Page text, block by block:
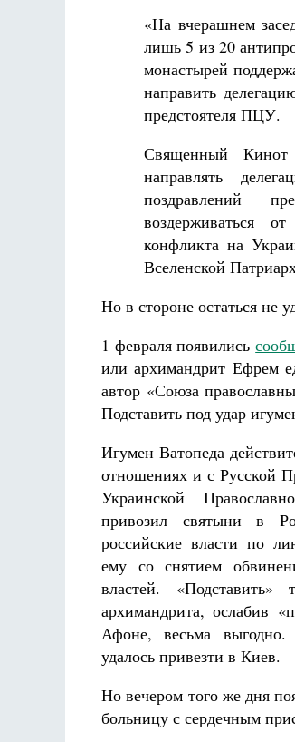
«На вчерашнем
лишь 5 из 20
монастырей
направить
предстоятеля ПЦУ.
Священный
направлять
поздравлений
воздерживаться
конфликта на
Вселенской
Но в стороне остаться не
1 февраля появились
или архимандрит Ефрем
автор «Союза
Подставить под удар
Игумен Ватопеда
отношениях и с Русской
Украинской
привозил святыни в
российские власти по
ему со снятием
властей. «Подставить»
архимандрита, ослабив
Афоне, весьма
удалось привезти в Киев.
Но вечером того же дня
больницу с сердечным